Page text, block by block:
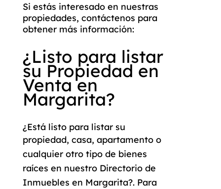
Si estás interesado en nuestras
propiedades, contáctenos para
obtener más información:
¿Listo para listar
su Propiedad en
Venta en
Margarita?
¿Está listo para listar su
propiedad, casa, apartamento o
cualquier otro tipo de bienes
raíces en nuestro Directorio de
Inmuebles en Margarita?. Para